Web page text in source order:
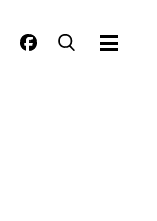
Bücher